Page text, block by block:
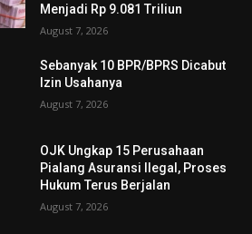
Menjadi Rp 9.081 Triliun
August 7, 2026
Sebanyak 10 BPR/BPRS Dicabut
Izin Usahanya
August 7, 2026
OJK Ungkap 15 Perusahaan
Pialang Asuransi Ilegal, Proses
Hukum Terus Berjalan
August 7, 2026